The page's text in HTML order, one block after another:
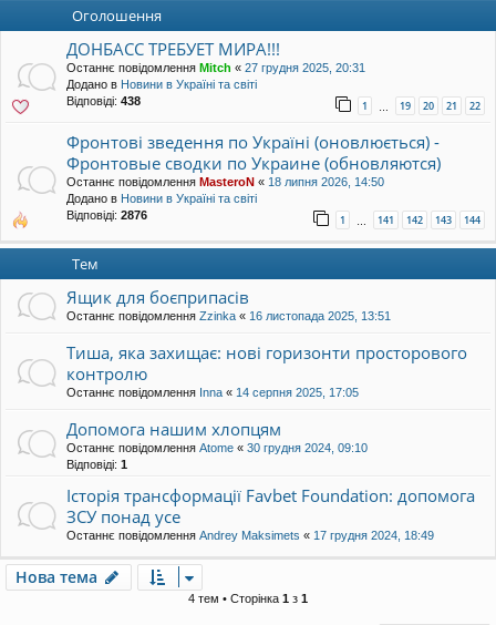
Оголошення
ДОНБАСС ТРЕБУЕТ МИРА!!!
Останнє повідомлення Mitch « 27 грудня 2025, 20:31
Додано в Новини в Україні та світі
Відповіді: 438 1 … 19 20 21 22
Фронтові зведення по Україні (оновлюється) -
Фронтовые сводки по Украине (обновляются)
Останнє повідомлення MasteroN « 18 липня 2026, 14:50
Додано в Новини в Україні та світі
Відповіді: 2876 1 … 141 142 143 144
Тем
Ящик для боєприпасів
Останнє повідомлення Zzinka « 16 листопада 2025, 13:51
Тиша, яка захищає: нові горизонти просторового
контролю
Останнє повідомлення Inna « 14 серпня 2025, 17:05
Допомога нашим хлопцям
Останнє повідомлення Atome « 30 грудня 2024, 09:10
Відповіді: 1
Історія трансформації Favbet Foundation: допомога
ЗСУ понад усе
Останнє повідомлення Andrey Maksimets « 17 грудня 2024, 18:49
Нова тема
4 тем • Сторінка 1 з 1